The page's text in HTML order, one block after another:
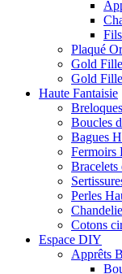
Plaqué Or
Gold
Gold
Haute Fantaisie
Boucles
Bagues
Fermoirs
Bracelets
Perles
Cotons
Espace DIY
Apprêts